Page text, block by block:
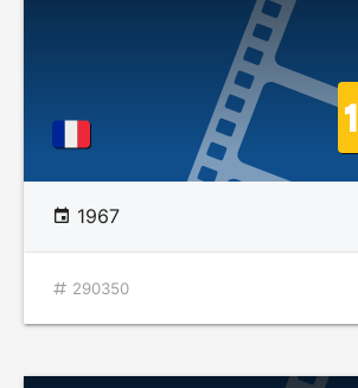
1967
290350